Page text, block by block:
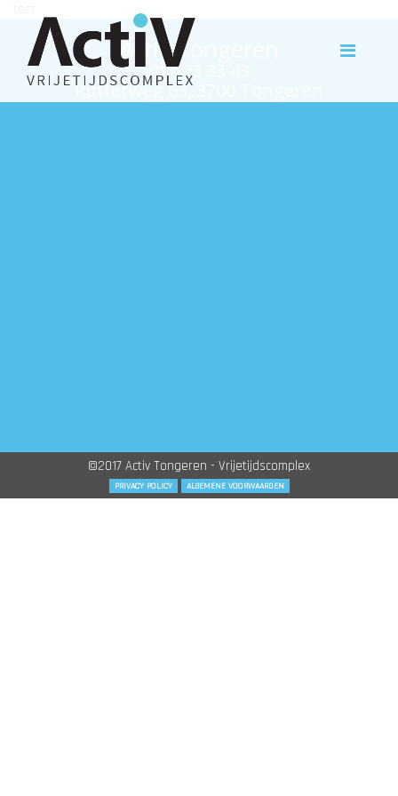
Activ Tongeren
012 23 33 43
Rutterweg 63, 3700 Tongeren
©2017 Activ Tongeren - Vrijetijdscomplex
PRIVACY POLICY ALGEMENE VOORWAARDEN